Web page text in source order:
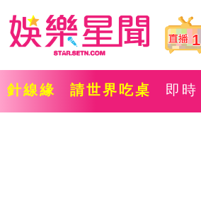
1
針線緣 請世界吃桌 即時